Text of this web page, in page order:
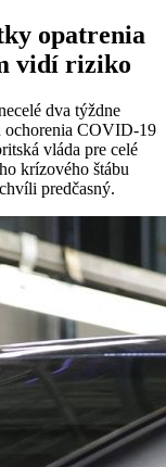
opatrenia
vidí riziko
dva týždne
ochorenia COVID-19
vláda pre celé
krízového štábu
predčasný.